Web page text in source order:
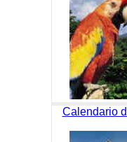
Calendario